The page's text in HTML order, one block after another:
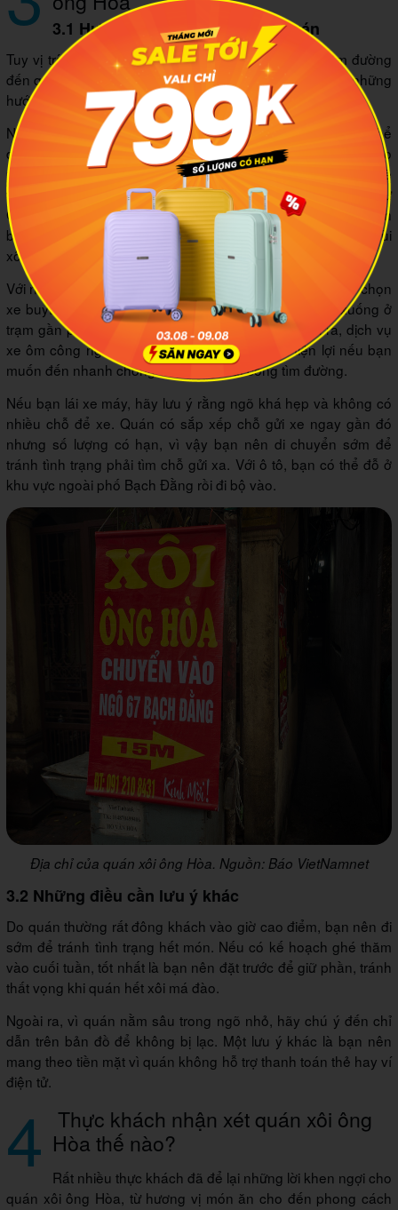
3.1 Hướng dẫn di chuyển đến quán
Tuy vị trí có phần khuất sâu trong ngõ nhưng việc tìm đường
đến quán cũng không quá khó khăn nếu bạn làm theo những
hướng dẫn dưới đây.
Nếu xuất phát từ khu vực trung tâm như Hồ Gươm, bạn có thể
di chuyển theo hướng đường Trần Quang Khải, sau đó rẽ vào
phố Bạch Đằng. Từ đầu ngõ 67, đi bộ khoảng 100 mét là sẽ
thấy quán. Bạn có thể sử dụng các ứng dụng bản đồ như
Google Maps để định vị chính xác vị trí quán. Dấu hiệu nhận
biết là một quán nhỏ, luôn đông đúc khách và thơm nức mùi
xôi từ xa.
Với những ai đi bằng phương tiện công cộng, bạn có thể chọn
xe buýt với các tuyến như số 03, 11 hoặc 22, sau đó xuống ở
trạm gần phố Bạch Đằng và đi bộ vào ngõ. Ngoài ra, dịch vụ
xe ôm công nghệ hoặc taxi cũng là lựa chọn tiện lợi nếu bạn
muốn đến nhanh chóng và không mất công tìm đường.
Nếu bạn lái xe máy, hãy lưu ý rằng ngõ khá hẹp và không có
nhiều chỗ để xe. Quán có sắp xếp chỗ gửi xe ngay gần đó
nhưng số lượng có hạn, vì vậy bạn nên di chuyển sớm để
tránh tình trạng phải tìm chỗ gửi xa. Với ô tô, bạn có thể đỗ ở
khu vực ngoài phố Bạch Đằng rồi đi bộ vào.
Địa chỉ của quán xôi ông Hòa. Nguồn: Báo VietNamnet
3.2 Những điều cần lưu ý khác
Do quán thường rất đông khách vào giờ cao điểm, bạn nên đi
sớm để tránh tình trạng hết món. Nếu có kế hoạch ghé thăm
vào cuối tuần, tốt nhất là bạn nên đặt trước để giữ phần, tránh
thất vọng khi quán hết xôi má đào.
Ngoài ra, vì quán nằm sâu trong ngõ nhỏ, hãy chú ý đến chỉ
dẫn trên bản đồ để không bị lạc. Một lưu ý khác là bạn nên
mang theo tiền mặt vì quán không hỗ trợ thanh toán thẻ hay ví
điện tử.
4 Thực khách nhận xét quán xôi ông
Hòa thế nào?
Rất nhiều thực khách đã để lại những lời khen ngợi cho
quán xôi ông Hòa, từ hương vị món ăn cho đến phong cách